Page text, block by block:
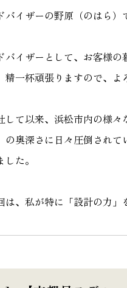
バイザーの野原（のはら）
バイザーとして、お客様
精一杯頑張りますので、よ
して以来、浜松市内の様
の奥深さに日々圧倒され
した。
は、私が特に「設計の力」